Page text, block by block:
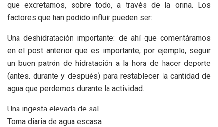
que excretamos, sobre todo, a través de la orina. Los
factores que han podido influir pueden ser:
Una deshidratación importante: de ahí que comentáramos
en el post anterior que es importante, por ejemplo, seguir
un buen patrón de hidratación a la hora de hacer deporte
(antes, durante y después) para restablecer la cantidad de
agua que perdemos durante la actividad.
Una ingesta elevada de sal
Toma diaria de agua escasa